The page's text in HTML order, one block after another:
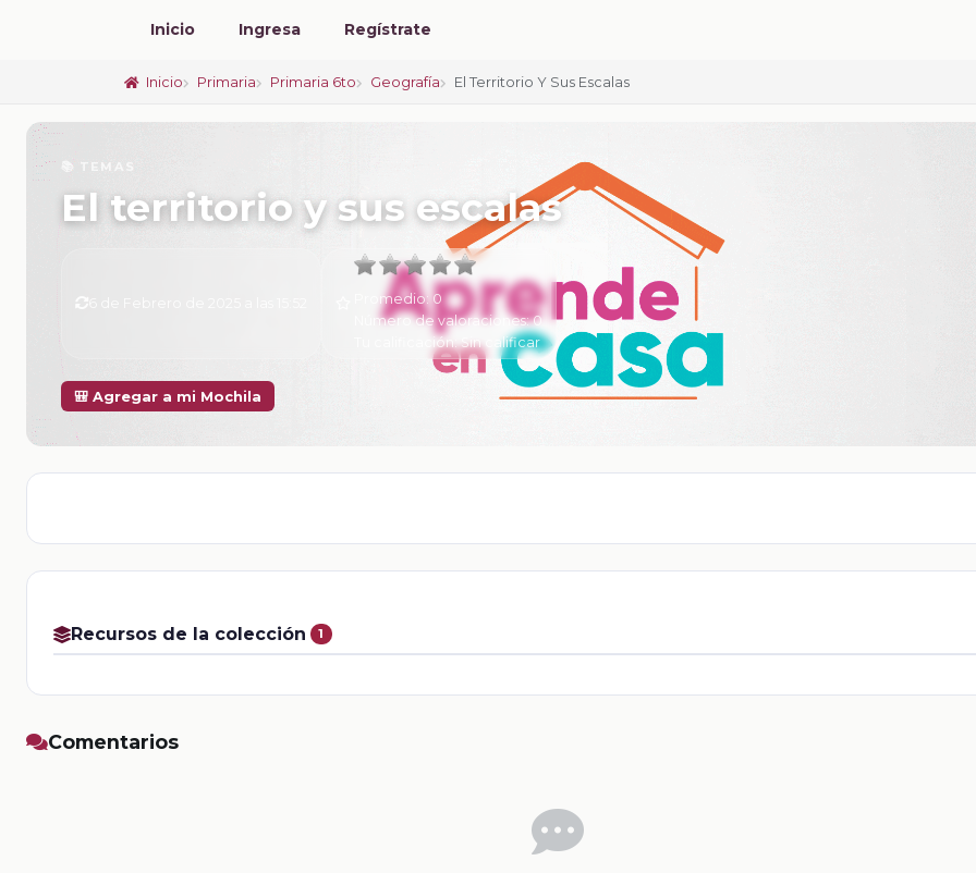
Inicio Ingresa Regístrate
Inicio Primaria Primaria 6to Geografía El Territorio Y Sus Escalas
📚 TEMAS
El territorio y sus escalas
Promedio: 0
Número de valoraciones:0
Tu calificación:Sin calificar
🎒 Agregar a mi Mochila
Recursos de la colección 1
Comentarios